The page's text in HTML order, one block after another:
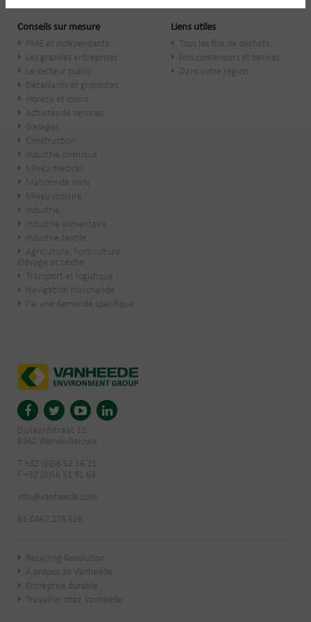
Conseils sur mesure
PME et indépendants
Les grandes entreprises
Le secteur public
​Détaillants et grossistes
Horeca et loisirs
Activités de services
Garages
Construction
Industrie chimique
Milieu médical
Maisons de soins
Milieu scolaire
Industrie
Industrie alimentaire
Industrie textile
Agriculture, horticulture,
élevage et pêche
Transport et logistique
Navigation marchande
J'ai une demande spécifique
Liens utiles
Tous les flux de déchets
Nos conteneurs et bennes
Dans votre région
Dullaardstraat 11
8940 Wervik-Geluwe
T +32 (0)56 52 16 21
F +32 (0)56 51 91 63
info@vanheede.com
BE 0467.276.516
Recycling Revolution
À propos de Vanheede
Entreprise durable
Travailler chez Vanheede